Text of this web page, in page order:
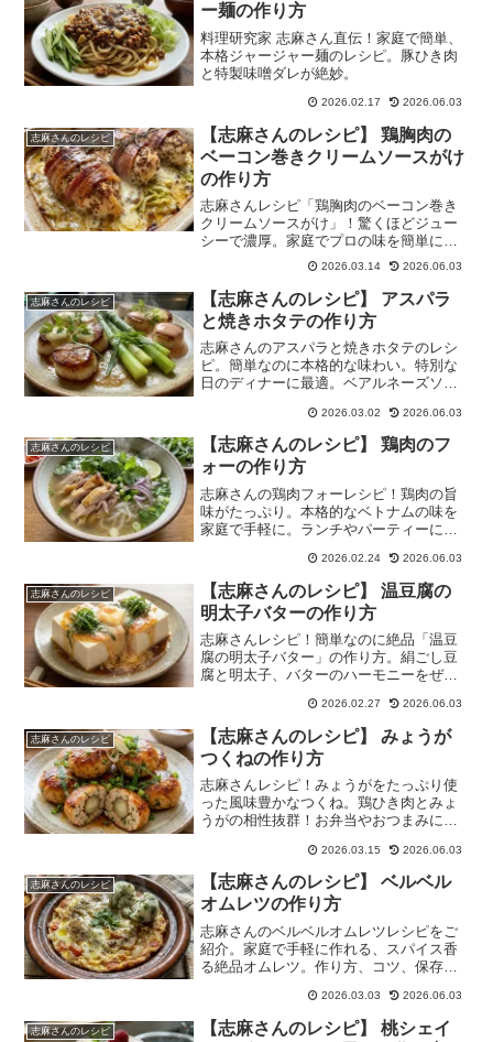
ー麺の作り方
料理研究家 志麻さん直伝！家庭で簡単、
本格ジャージャー麺のレシピ。豚ひき肉
と特製味噌ダレが絶妙。
2026.02.17 2026.06.03
志麻さんのレシピ
【志麻さんのレシピ】 鶏胸肉の
ベーコン巻きクリームソースがけ
の作り方
志麻さんレシピ「鶏胸肉のベーコン巻き
クリームソースがけ」！驚くほどジュー
シーで濃厚。家庭でプロの味を簡単に再
現。パーティーにも最適！
2026.03.14 2026.06.03
志麻さんのレシピ
【志麻さんのレシピ】 アスパラ
と焼きホタテの作り方
志麻さんのアスパラと焼きホタテのレシ
ピ。簡単なのに本格的な味わい。特別な
日のディナーに最適。ベアルネーズソー
2026.03.02 2026.06.03
志麻さんのレシピ
【志麻さんのレシピ】 鶏肉のフ
ォーの作り方
志麻さんの鶏肉フォーレシピ！鶏肉の旨
味がたっぷり。本格的なベトナムの味を
家庭で手軽に。ランチやパーティーに最
2026.02.24 2026.06.03
志麻さんのレシピ
【志麻さんのレシピ】 温豆腐の
明太子バターの作り方
志麻さんレシピ！簡単なのに絶品「温豆
腐の明太子バター」の作り方。絹ごし豆
腐と明太子、バターのハーモニーをぜひ
2026.02.27 2026.06.03
志麻さんのレシピ
【志麻さんのレシピ】 みょうが
つくねの作り方
志麻さんレシピ！みょうがをたっぷり使
った風味豊かなつくね。鶏ひき肉とみょ
うがの相性抜群！お弁当やおつまみに最
2026.03.15 2026.06.03
志麻さんのレシピ
【志麻さんのレシピ】 ベルベル
オムレツの作り方
志麻さんのベルベルオムレツレシピをご
紹介。家庭で手軽に作れる、スパイス香
る絶品オムレツ。作り方、コツ、保存方
2026.03.03 2026.06.03
志麻さんのレシピ
【志麻さんのレシピ】 桃シェイ